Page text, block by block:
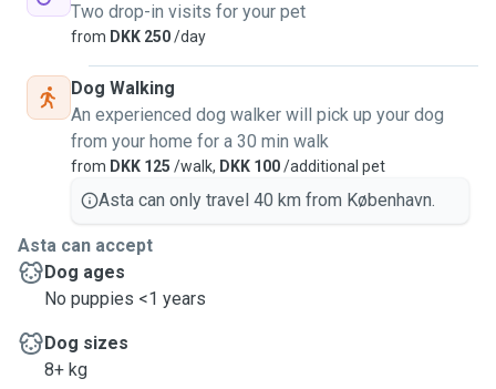
Two drop-in visits for your pet
from DKK 250/day
Dog Walking
An experienced dog walker will pick up your dog
from your home for a 30 min walk
from DKK 125 /walk, DKK 100/additional pet
Asta can only travel 40 km from København.
Asta can accept
Dog ages
No puppies <1 years
Dog sizes
8+ kg